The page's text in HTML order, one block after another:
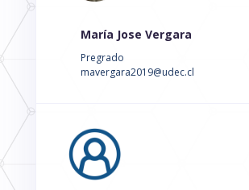
María Jose Vergara
Pregrado
mavergara2019@udec.cl